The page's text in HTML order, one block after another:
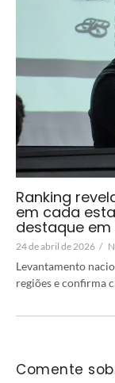
Ranking
em cada
destaque em
24 de abril de 2026 /
Levantamento
regiões e confirma
Comente